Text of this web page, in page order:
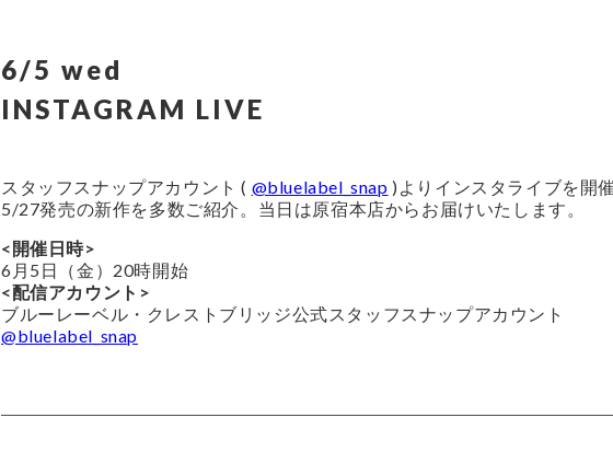
6/5 wed
INSTAGRAM LIVE
スタッフスナップアカウント ( @bluelabel_snap )よりインスタライブを開
5/27発売の新作を多数ご紹介。当日は原宿本店からお届けいたします。
<開催日時>
6月5日（金）20時開始
<配信アカウント>
ブルーレーベル・クレストブリッジ公式スタッフスナップアカウント
@bluelabel_snap